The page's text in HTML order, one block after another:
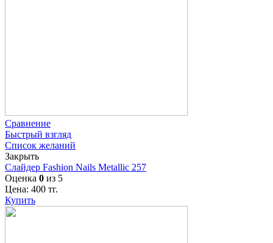
Сравнение
Быстрый взгляд
Список желаний
Закрыть
Слайдер Fashion Nails Metallic 257
Оценка 0 из 5
Цена: 400 тг.
Купить